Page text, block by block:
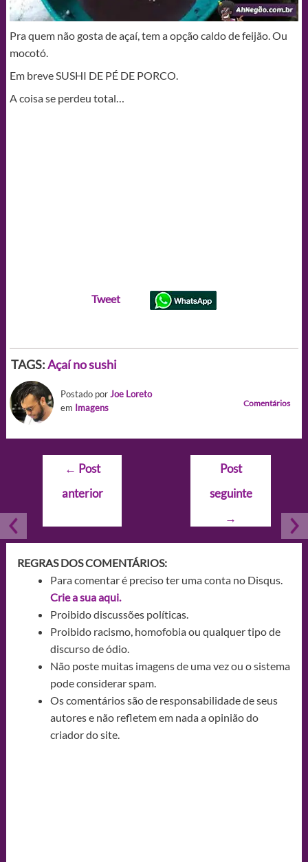
Pra quem não gosta de açaí, tem a opção caldo de feijão. Ou
mocotó.
Em breve SUSHI DE PÉ DE PORCO.
A coisa se perdeu total…
Tweet
TAGS:Açaí no sushi
Postado porJoe Loreto
em Imagens Comentários
Navegação
Post
← Post
anterior
Post
seguinte
→
REGRAS DOS COMENTÁRIOS:
Para comentar é preciso ter uma conta no Disqus.
Crie a sua aqui.
Proibido discussões políticas.
Proibido racismo, homofobia ou qualquer tipo de
discurso de ódio.
Não poste muitas imagens de uma vez ou o sistema
pode considerar spam.
Os comentários são de responsabilidade de seus
autores e não refletem em nada a opinião do
criador do site.